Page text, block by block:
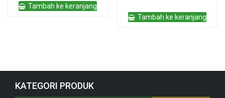
adalah:
Rp16.000.
ini
adalah:
Tambah ke keranjang
Tambah ke keranjang
KATEGORI PRODUK